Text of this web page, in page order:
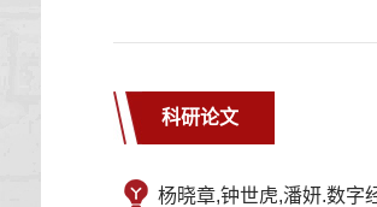
科研论文
杨晓章,钟世虎,潘妍.数字